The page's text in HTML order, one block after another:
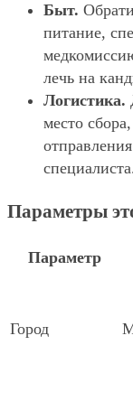
Быт.
питание,
лечь на
Логистика.
место
Параметры
Параметр
Город